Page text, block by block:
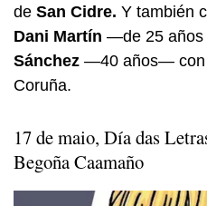
de San Cidre. Y también
Dani Martín —de 25
Sánchez —40 años— con
Coruña.
17 de maio, Día das
Begoña Caamaño